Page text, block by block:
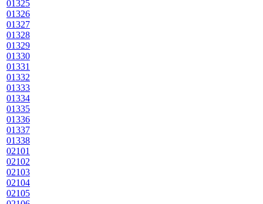
01325
01326
01327
01328
01329
01330
01331
01332
01333
01334
01335
01336
01337
01338
02101
02102
02103
02104
02105